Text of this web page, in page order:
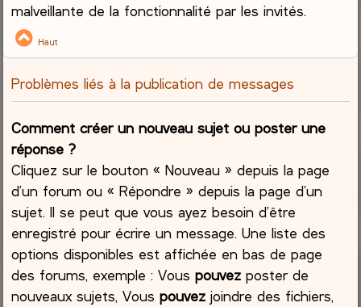
malveillante de la fonctionnalité par les invités.
Haut
Problèmes liés à la publication de messages
Comment créer un nouveau sujet ou poster une
réponse ?
Cliquez sur le bouton « Nouveau » depuis la page
d’un forum ou « Répondre » depuis la page d’un
sujet. Il se peut que vous ayez besoin d’être
enregistré pour écrire un message. Une liste des
options disponibles est affichée en bas de page
des forums, exemple : Vouspouvez poster de
nouveaux sujets, Vouspouvez joindre des fichiers,